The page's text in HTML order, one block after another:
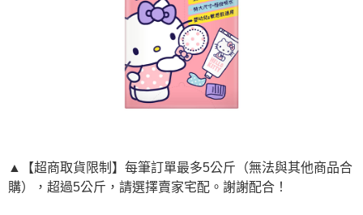
▲【超商取貨限制】每筆訂單最多5公斤（無法與其他商品合
購），超過5公斤，請選擇賣家宅配。謝謝配合！